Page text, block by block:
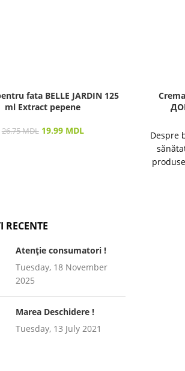
fata BELLE JARDIN 125
ml Extract pepene
26.75MDL 19.99 MDL
Despre
RECENTE
Atenție consumatori !
Tuesday, 18 November
2025
Marea Deschidere !
Tuesday, 13 July 2021